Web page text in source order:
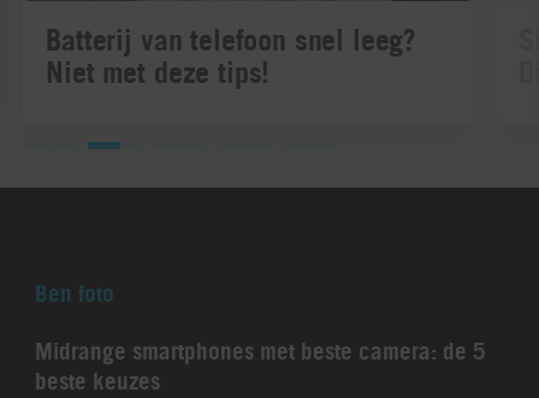
Batterij van telefoon snel leeg?
Niet met deze tips!
Ben foto
Midrange smartphones met beste camera: de 5
beste keuzes